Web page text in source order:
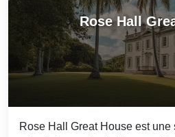
Rose Hall
Rose Hall Great House est